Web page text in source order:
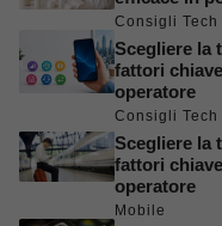
Consigli Tech
Scegliere la
fattori
operatore
Consigli Tech
Scegliere la
fattori
operatore
Mobile